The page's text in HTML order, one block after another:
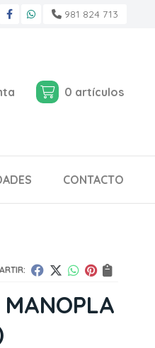
981 824 713
0 artículos
CONTACTO